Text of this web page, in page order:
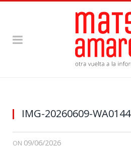
IMG-20260609-WA0144
ON 09/06/2026